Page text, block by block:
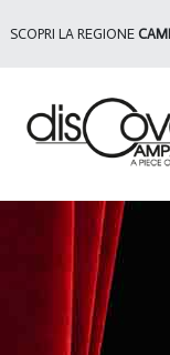
SCOPRI LA REGIONE